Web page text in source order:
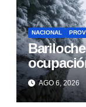
NACIONAL
buenas
AGO 6, 2026